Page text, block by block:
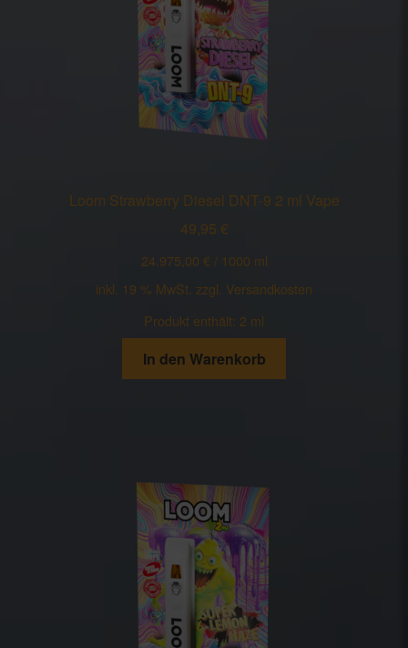
Loom Strawberry Diesel DNT-9 2 ml Vape
49,95 €
24.975,00 € / 1000 ml
inkl. 19 % MwSt. zzgl. Versandkosten
Produkt enthält: 2 ml
In den Warenkorb